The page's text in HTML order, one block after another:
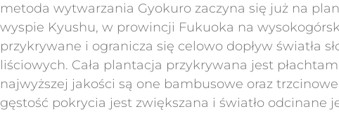
metoda wytwarzania Gyokuro zaczyna się już na
wyspie Kyushu, w prowincji Fukuoka na
przykrywane i ogranicza się celowo dopływ światła
liściowych. Cała plantacja przykrywana jest
najwyższej jakości są one bambusowe oraz
gęstość pokrycia jest zwiększana i światło odcinane